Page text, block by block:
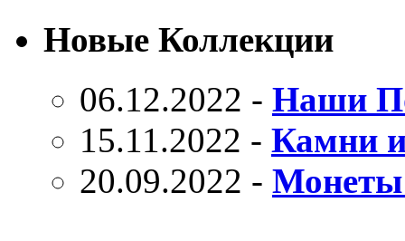
Новые Коллекции
06.12.2022 - Наши
15.11.2022 - Камни
20.09.2022 - Монеты